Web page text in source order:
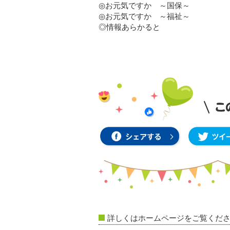
◎お元気ですか ～国保～
◎お元気ですか ～福祉～
◎情報あらかると
詳しくはホームページをご覧くだ